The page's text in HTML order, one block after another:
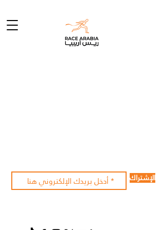
الإشتراك